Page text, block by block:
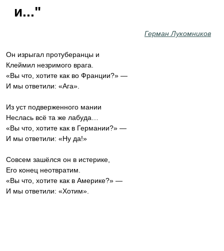
и..."
Герман Лукомников
Он изрыгал протуберанцы и
Клеймил незримого врага.
«Вы что, хотите как во Франции?» —
И мы ответили: «Ага».
Из уст подверженного мании
Неслась всё та же лабуда…
«Вы что, хотите как в Германии?» —
И мы ответили: «Ну да!»
Совсем зашёлся он в истерике,
Его конец неотвратим.
«Вы что, хотите как в Америке?» —
И мы ответили: «Хотим».